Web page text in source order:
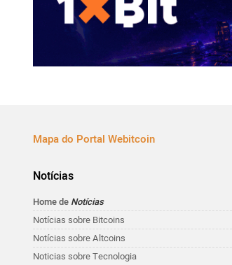
Mapa do Portal Webitcoin
Notícias
Home de Notícias
Notícias sobre Bitcoins
Notícias sobre Altcoins
Noticias sobre Tecnologia